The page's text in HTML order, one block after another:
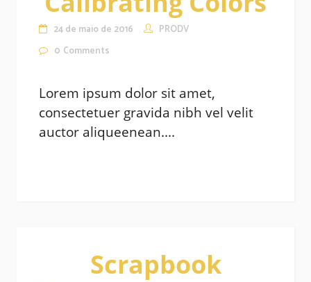
24 de maio de 2016
PRODV
0 Comments
Lorem ipsum dolor sit amet,
consectetuer gravida nibh vel velit
auctor aliqueenean....
Scrapbook